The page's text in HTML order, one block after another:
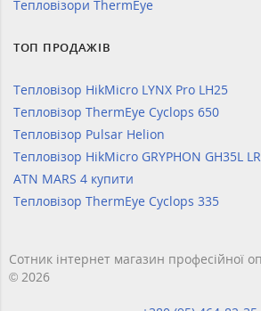
Тепловізори ThermEye
ТОП ПРОДАЖІВ
Тепловізор HikMicro LYNX Pro LH25
Тепловізор ThermEye Cyclops 650
Тепловізор Pulsar Helion
Тепловізор HikMicro GRYPHON GH35L
ATN MARS 4 купити
Тепловізор ThermEye Cyclops 335
Сотник інтернет магазин професійної
© 2026